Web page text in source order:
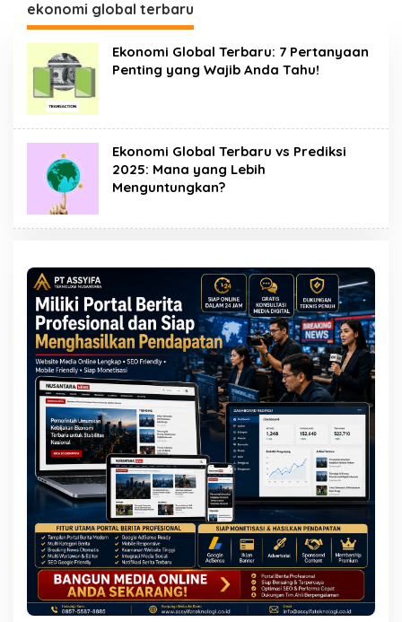
ekonomi global terbaru
Ekonomi Global Terbaru: 7 Pertanyaan
Penting yang Wajib Anda Tahu!
Ekonomi Global Terbaru vs Prediksi
2025: Mana yang Lebih
Menguntungkan?